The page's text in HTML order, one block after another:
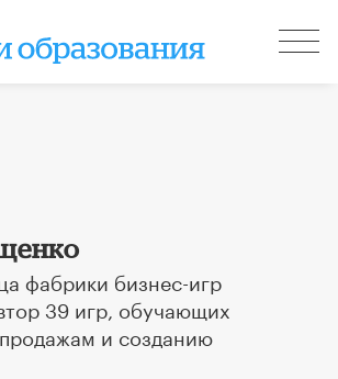
фабрики бизнес-игр
39 игр, обучающих
и созданию